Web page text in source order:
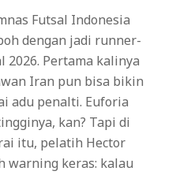
Futsal Indonesia
dengan jadi runner-
2026. Pertama kalinya
Iran pun bisa bikin
adu penalti. Euforia
kan? Tapi di
itu, pelatih Hector
warning keras: kalau